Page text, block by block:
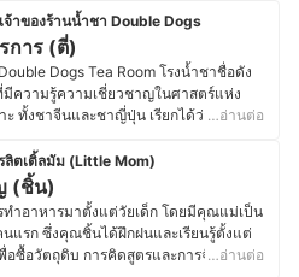
มส์ 5 ครั้ง ปัจจุบันคุณแป๋วยังคงเล่นปิงปอง
บก กองทัพภาคที่ 2 ด้วย เส้นทางนักกีฬา
นเริ่มต้นจากการเล่นปิงปองในโรงเรียน
รื่อย ๆ และเริ่มไปลงแข่งจนได้รับรางวัล
นไม่เกิน 12 ปี รวมถึงได้รางวัลแชมป์
ด จึงได้มีโอกาสไปคัดตัวเยาวชนทีมชาติ
และไปแข่งซีเกมส์ที่จังหวัดเชียงใหม่ในปี
ป็นจุดพลิกผันที่ทำให้คุณแป๋วได้รับการคัด
ชาติไทยครั้งแรกในรายการนี้ และเล่น
จนถึงปัจจุบัน
นา คำวงศ์ (แป๋ว)
จ้าของร้านน้ำชา Double Dogs
การ (ตี่)
Dogs Tea Room โรงน้ำชาชื่อดัง
มีความรู้ความเชี่ยวชาญในศาสตร์แห่ง
ะ ทั้งชาจีนและชาญี่ปุ่น เรียกได้ว่าเป็น
รัวคนจีน คุณตี่จึงซึมซับกับกิจวัตรการดื่ม
ก รวมทั้งยังมีประสบการณ์ในการใช้ชีวิต
ลายปีขณะศึกษาอยู่ที่ Kyoto University
สเพิ่มพูนความรู้ในเรื่องชาและศิลปะการ
ขึ้น จนกลายเป็นจุดเริ่มต้นการเดินทาง
รชงชาของคุณตี่และโรงน้ำชาย้อนยุค
…อ่านต่อ
ลิตเติ้ลมัม (Little Mom)
(ชิ้น)
ำอาหารมาตั้งแต่วัยเด็ก โดยมีคุณแม่เป็น
แรก ซึ่งคุณชิ้นได้ฝึกฝนและเรียนรู้ตั้งแต่
อซื้อวัตถุดิบ การคิดสูตรและการจับคู่เมนู
…อ่านต่อ